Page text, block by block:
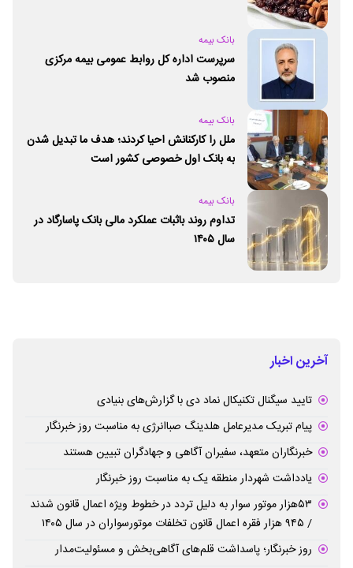
بانک بیمه
سرپرست اداره کل روابط عمومی بیمه مرکزی
منصوب شد
بانک بیمه
ملل را کارکنانش احیا کردند؛ هدف ما تبدیل شدن
به بانک اول خصوصی کشور است
بانک بیمه
تداوم روند باثبات عملکرد مالی بانک پاسارگاد در
سال ۱۴۰۵
آخرین اخبار
تایید سیگنال تکنیکال نماد دی با گزارش‌های بنیادی
پیام تبریک مدیرعامل هلدینگ صباانرژی به مناسبت روز خبرنگار
خبرنگاران متعهد، سفیران آگاهی و جهادگران تبیین هستند
یادداشت شهردار منطقه یک به مناسبت روز خبرنگار
۵۳هزار موتور سوار به دلیل تردد در خطوط ویژه اعمال قانون شدند
/ ۹۴۵ هزار فقره اعمال قانون تخلفات موتورسواران در سال ۱۴۰۵
روز خبرنگار؛ پاسداشت قلم‌های آگاهی‌بخش و مسئولیت‌مدار